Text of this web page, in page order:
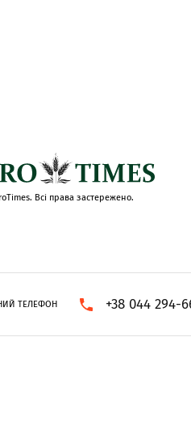
Всі права застережено.
ТЕЛЕФОН +38 044 294-